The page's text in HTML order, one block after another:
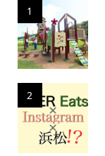
1
2